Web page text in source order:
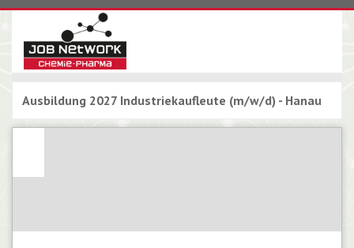
Ausbildung 2027 Industriekaufleute (m/w/d) - Hanau